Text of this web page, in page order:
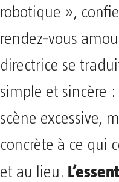
robotique »,
rendez‑vous
directrice se
simple et sincère
scène excessive,
concrète à ce qui
et au lieu.